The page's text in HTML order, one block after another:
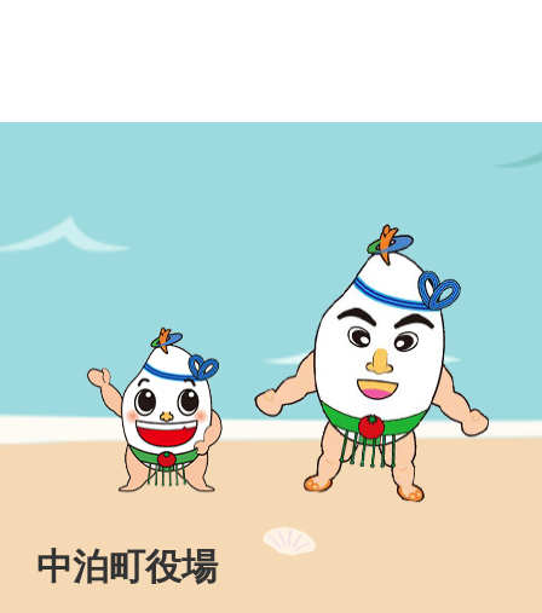
中泊町役場